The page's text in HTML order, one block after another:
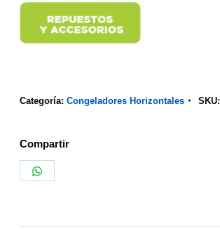
Categoría: Congeladores Horizontales SKU:
Compartir